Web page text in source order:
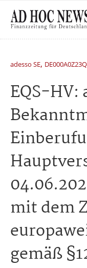
adesso SE,
EQS-HV:
mit dem
gemäß